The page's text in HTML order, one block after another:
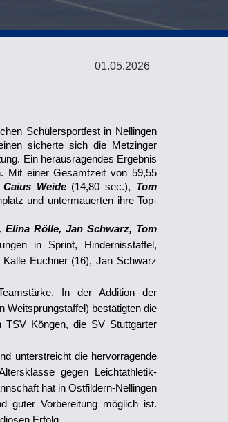
01.05.2026
Schülersportfest in Nellingen
sicherte sich die Metzinger
Ein herausragendes Ergebnis
Mit einer Gesamtzeit von 59,55
Caius Weide(14,80 sec.), Tom
und untermauerten ihre Top-
Elina Rölle, Jan Schwarz, Tom
in Sprint, Hindernisstaffel,
Euchner (16), Jan Schwarz
In der Addition der
Weitsprungstaffel) bestätigten die
TSV Köngen, die SV Stuttgarter
unterstreicht die hervorragende
gegen Leichtathletik-
hat in Ostfildern-Nellingen
guter Vorbereitung möglich ist.